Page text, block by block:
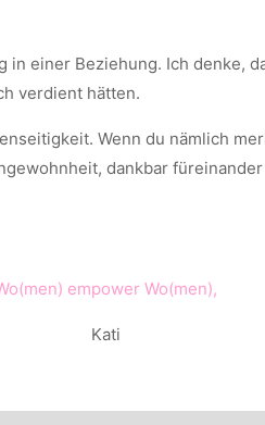
einer Beziehung. Ich denke,
verdient hätten.
Wenn du nämlich
dankbar
empower Wo(men),
Kati